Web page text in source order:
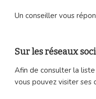
Un conseiller vous
Sur les réseaux
Afin de consulter la
vous pouvez visiter ses